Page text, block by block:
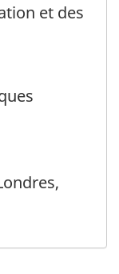
et des